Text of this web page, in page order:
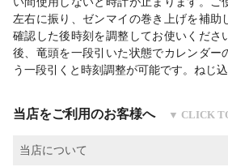
左右に振り、ゼンマイの巻き上げを補助
確認した後時刻を調整してお使いくださ
後、竜頭を一段引いた状態でカレンダー
う一段引くと時刻調整が可能です。ねじ込
当店をご利用のお客様へ
当店について